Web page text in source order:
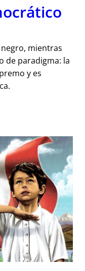
mientras
de paradigma: la
y es